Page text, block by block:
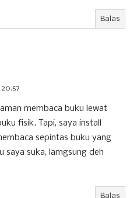
Balas
membaca buku lewat
fisik. Tapi, saya install
sepintas buku yang
saya suka, lamgsung deh
Balas